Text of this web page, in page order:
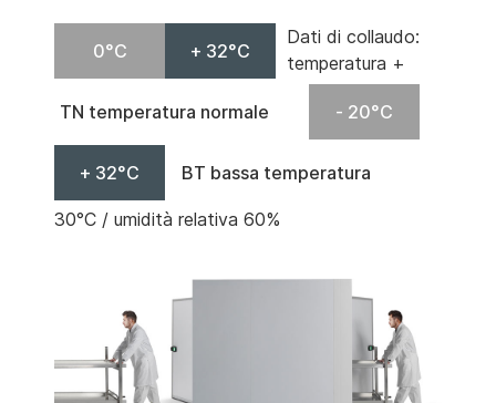
0°C + 32°C
TN temperatura normale - 20°C
+ 32°C BT bassa temperatura
Dati di collaudo:
temperatura +
30°C / umidità relativa 60%